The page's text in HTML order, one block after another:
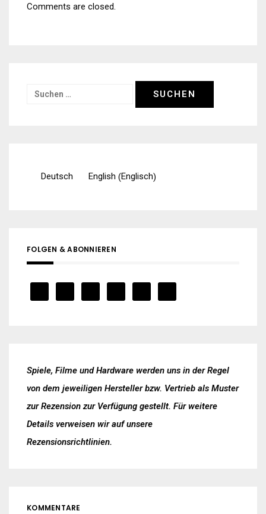
Comments are closed.
Suchen
Deutsch English (Englisch)
FOLGEN & ABONNIEREN
Spiele, Filme und Hardware werden uns in der Regel
von dem jeweiligen Hersteller bzw. Vertrieb als Muster
zur Rezension zur Verfügung gestellt. Für weitere
Details verweisen wir auf unsere
Rezensionsrichtlinien.
KOMMENTARE